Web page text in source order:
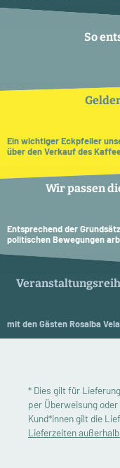
So
Ein wichtiger Eckpfeiler
über den Verkauf des
Wir passen
Entsprechend der
politischen Bewegungen
mit den Gästen Rosalba
* Dies gilt für
per Überweisung
Kund*innen gilt die
Lieferzeiten